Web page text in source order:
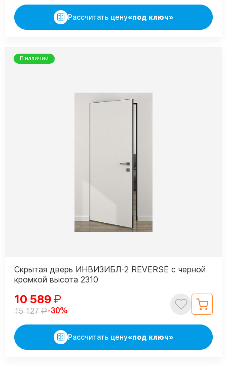
Рассчитать цену«под ключ»
В наличии
Скрытая дверь ИНВИЗИБЛ-2 REVERSE с черной
кромкой высота 2310
10 589 ₽
15 127₽-30%
Рассчитать цену«под ключ»